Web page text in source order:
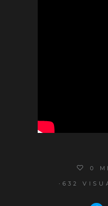
0
632